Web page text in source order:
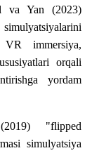
va Yan (2023)
VR immersiya,
orqali
yordam
"flipped
simulyatsiya